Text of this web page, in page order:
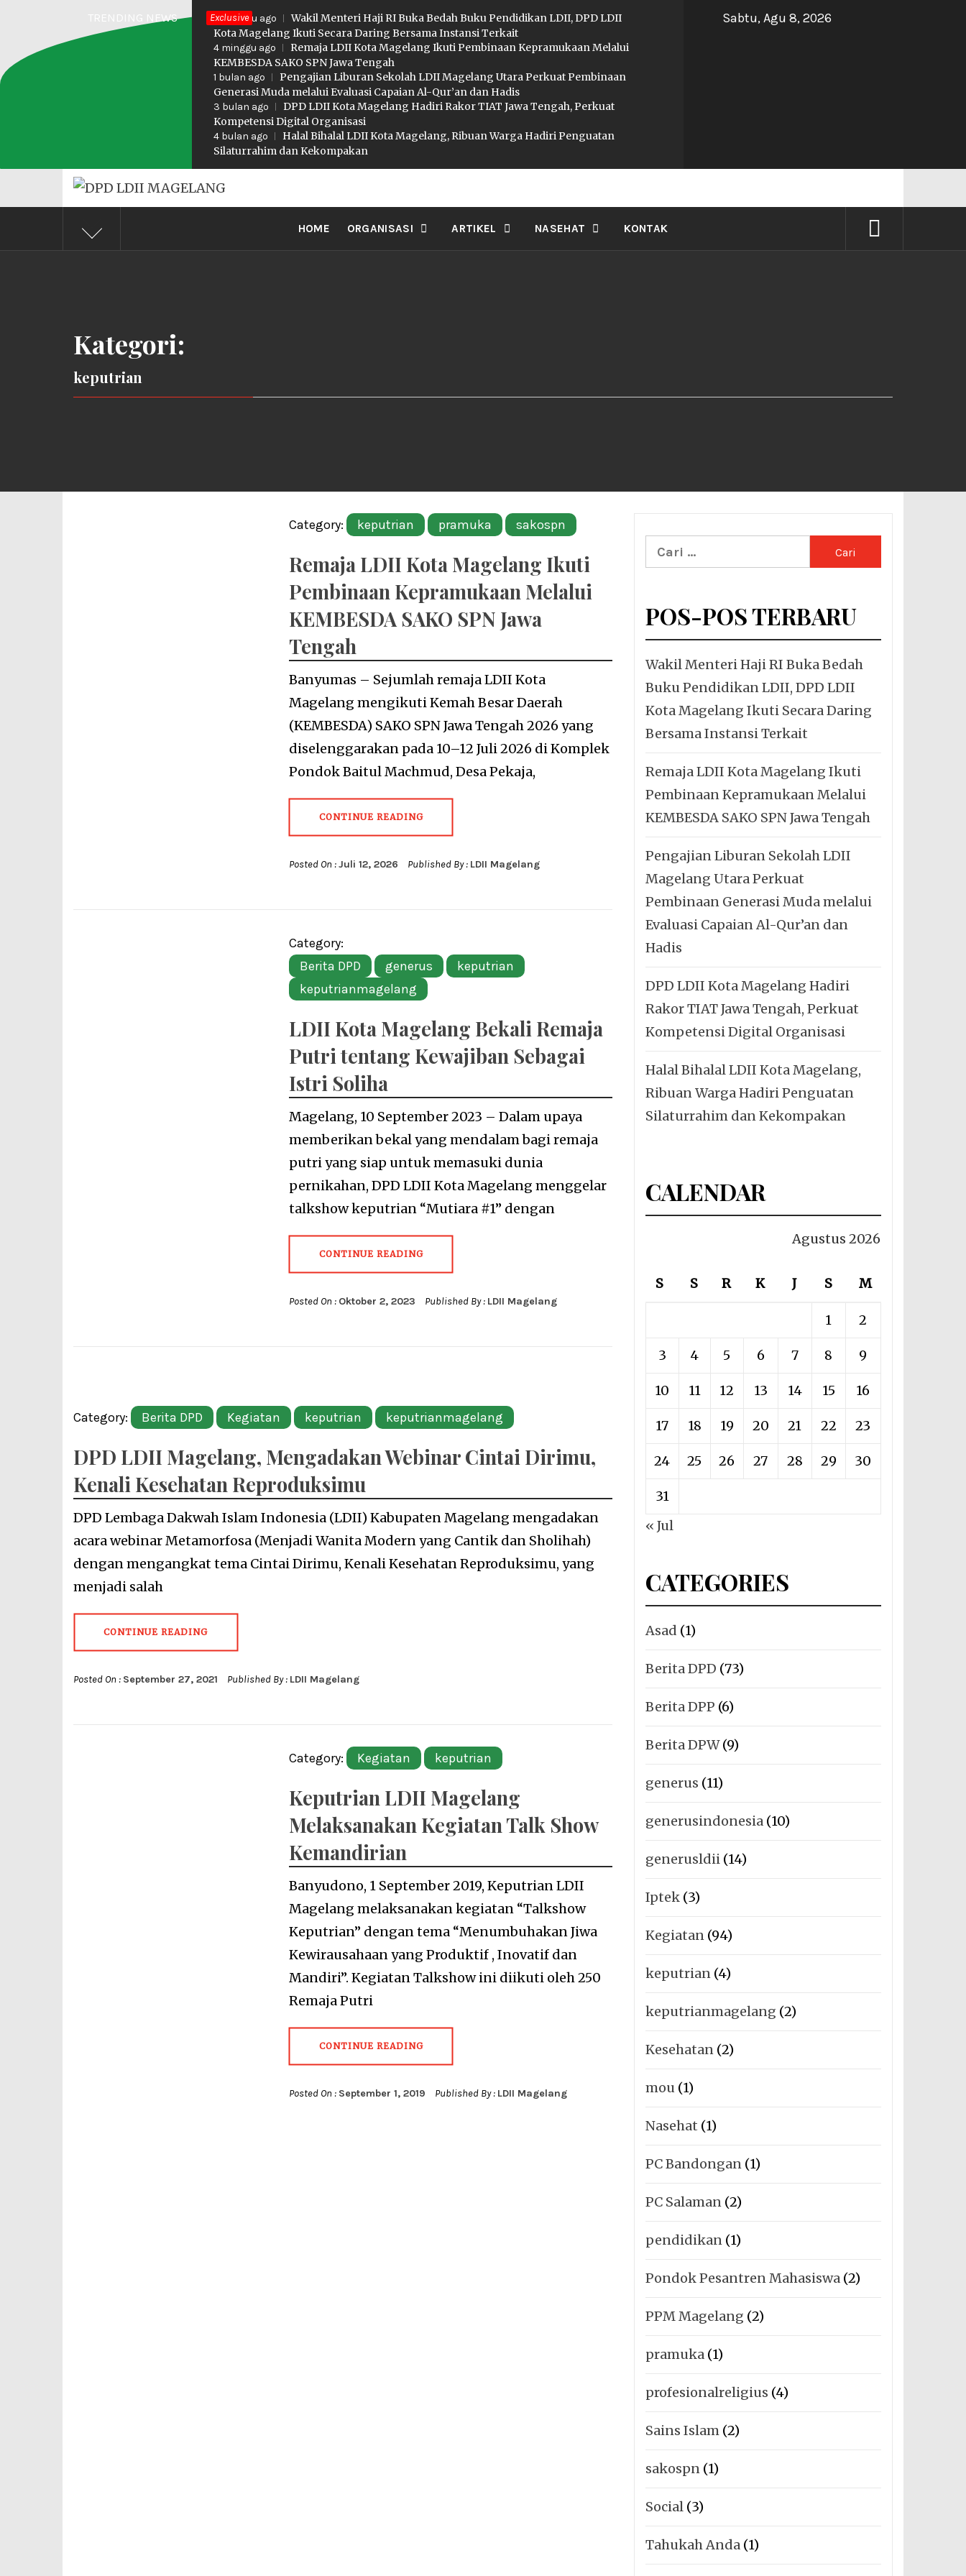
content
TRENDING NEWS Exclusive
3 minggu ago
Wakil Menteri Haji RI Buka Bedah Buku Pendidikan LDII, DPD LDII
Kota Magelang Ikuti Secara Daring Bersama Instansi Terkait
4 minggu ago
Remaja LDII Kota Magelang Ikuti Pembinaan Kepramukaan Melalui
KEMBESDA SAKO SPN Jawa Tengah
1 bulan ago
Pengajian Liburan Sekolah LDII Magelang Utara Perkuat Pembinaan
Generasi Muda melalui Evaluasi Capaian Al-Qur’an dan Hadis
3 bulan ago
DPD LDII Kota Magelang Hadiri Rakor TIAT Jawa Tengah, Perkuat
Kompetensi Digital Organisasi
4 bulan ago
Halal Bihalal LDII Kota Magelang, Ribuan Warga Hadiri Penguatan
Silaturrahim dan Kekompakan
Sabtu, Agu 8, 2026
DPD LDII MAGELANG
Profesional Religius
HOME ORGANISASI ARTIKEL NASEHAT KONTAK
Kategori:
keputrian
Category: keputrian pramuka sakospn
Remaja LDII Kota Magelang Ikuti
Pembinaan Kepramukaan Melalui
KEMBESDA SAKO SPN Jawa
Tengah
Banyumas – Sejumlah remaja LDII Kota
Magelang mengikuti Kemah Besar Daerah
(KEMBESDA) SAKO SPN Jawa Tengah 2026 yang
diselenggarakan pada 10–12 Juli 2026 di Komplek
Pondok Baitul Machmud, Desa Pekaja,
CONTINUE READING
Posted On :Juli 12, 2026 Published By : LDII Magelang
Category:
Berita DPD
generus
keputrian
keputrianmagelang
LDII Kota Magelang Bekali Remaja
Putri tentang Kewajiban Sebagai
Istri Soliha
Magelang, 10 September 2023 – Dalam upaya
memberikan bekal yang mendalam bagi remaja
putri yang siap untuk memasuki dunia
pernikahan, DPD LDII Kota Magelang menggelar
talkshow keputrian “Mutiara #1” dengan
CONTINUE READING
Posted On : Oktober 2, 2023 Published By : LDII Magelang
Category: Berita DPD Kegiatan keputrian keputrianmagelang
DPD LDII Magelang, Mengadakan Webinar Cintai Dirimu,
Kenali Kesehatan Reproduksimu
DPD Lembaga Dakwah Islam Indonesia (LDII) Kabupaten Magelang mengadakan
acara webinar Metamorfosa (Menjadi Wanita Modern yang Cantik dan Sholihah)
dengan mengangkat tema Cintai Dirimu, Kenali Kesehatan Reproduksimu, yang
menjadi salah
CONTINUE READING
Posted On : September 27, 2021 Published By : LDII Magelang
Category: Kegiatan keputrian
Keputrian LDII Magelang
Melaksanakan Kegiatan Talk Show
Kemandirian
Banyudono, 1 September 2019, Keputrian LDII
Magelang melaksanakan kegiatan “Talkshow
Keputrian” dengan tema “Menumbuhakan Jiwa
Kewirausahaan yang Produktif , Inovatif dan
Mandiri”. Kegiatan Talkshow ini diikuti oleh 250
Remaja Putri
CONTINUE READING
Posted On : September 1, 2019 Published By : LDII Magelang
Cari
untuk:
POS-POS TERBARU
Wakil Menteri Haji RI Buka Bedah
Buku Pendidikan LDII, DPD LDII
Kota Magelang Ikuti Secara Daring
Bersama Instansi Terkait
Remaja LDII Kota Magelang Ikuti
Pembinaan Kepramukaan Melalui
KEMBESDA SAKO SPN Jawa Tengah
Pengajian Liburan Sekolah LDII
Magelang Utara Perkuat
Pembinaan Generasi Muda melalui
Evaluasi Capaian Al-Qur’an dan
Hadis
DPD LDII Kota Magelang Hadiri
Rakor TIAT Jawa Tengah, Perkuat
Kompetensi Digital Organisasi
Halal Bihalal LDII Kota Magelang,
Ribuan Warga Hadiri Penguatan
Silaturrahim dan Kekompakan
CALENDAR
Agustus 2026
S S R K J S M
1 2
3 4 5 6 7 8 9
10 11 12 13 14 15 16
17 18 19 20 21 22 23
24 25 26 27 28 29 30
31
« Jul
CATEGORIES
Asad (1)
Berita DPD (73)
Berita DPP (6)
Berita DPW(9)
generus (11)
generusindonesia(10)
generusldii(14)
Iptek(3)
Kegiatan(94)
keputrian(4)
keputrianmagelang (2)
Kesehatan(2)
mou (1)
Nasehat (1)
PC Bandongan(1)
PC Salaman(2)
pendidikan(1)
Pondok Pesantren Mahasiswa(2)
PPM Magelang (2)
pramuka(1)
profesionalreligius (4)
Sains Islam(2)
sakospn(1)
Social(3)
Tahukah Anda(1)